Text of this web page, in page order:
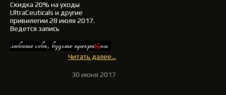
Скидка 20% на уходы
UltraCeuticals и другие
привилегии 28 июля 2017.
Ведется запись
Читать далее...
30 июня 2017